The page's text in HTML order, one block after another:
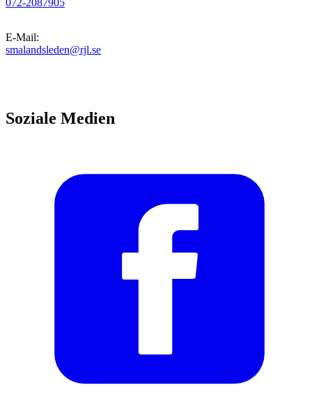
E-Mail:
smalandsleden@rjl.se
Soziale Medien